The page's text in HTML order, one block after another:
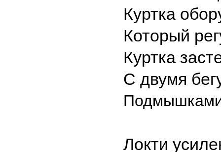
Куртка
Который
Куртка
С двумя
Подмышками
Локти